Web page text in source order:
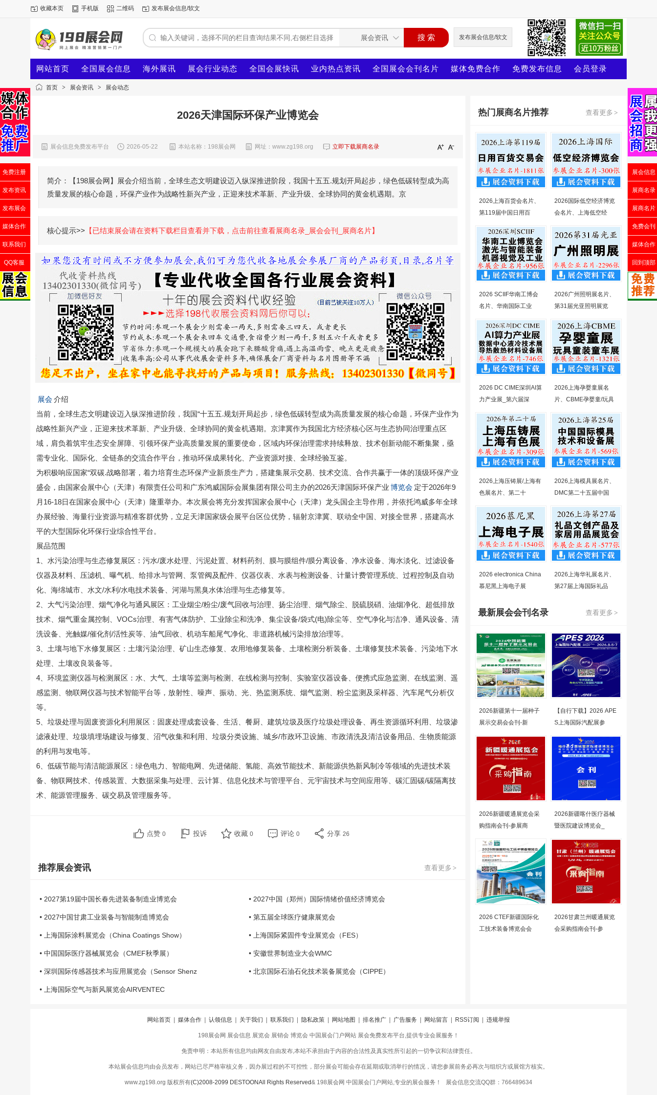
收藏本页 手机版 二维码 发布展会信息/软文
发布展会信息/软文
网站首页 全国展会信息 海外展讯 展会行业动态 全国会展快讯 业内热点资讯 全国展会会刊名片 媒体免费合作 免费发布信息 会员登录
首页 > 展会资讯 > 展会动态
2026天津国际环保产业博览会
展会信息免费发布平台 2026-05-22 本站名称：198展会网 网址：www.zg198.org 立即下载展商名录
简介：【198展会网】展会介绍当前，全球生态文明建设迈入纵深推进阶段，我国十五五.规划开局起步，绿色低碳转型成为高
质量发展的核心命题，环保产业作为战略性新兴产业，正迎来技术革新、产业升级、全球协同的黄金机遇期。京
核心提示>> 【已结束展会请在资料下载栏目查看并下载，点击前往查看展商名录_展会会刊_展商名片】
展会 介绍
当前，全球生态文明建设迈入纵深推进阶段，我国“十五五.规划开局起步，绿色低碳转型成为高质量发展的核心命题，环保产业作为
战略性新兴产业，正迎来技术革新、产业升级、全球协同的黄金机遇期。京津冀作为我国北方经济核心区与生态协同治理重点区
域，肩负着筑牢生态安全屏障、引领环保产业高质量发展的重要使命，区域内环保治理需求持续释放、技术创新动能不断集聚，亟
需专业化、国际化、全链条的交流合作平台，推动环保成果转化、产业资源对接、全球经验互鉴。
为积极响应国家“双碳.战略部署，着力培育生态环保产业新质生产力，搭建集展示交易、技术交流、合作共赢于一体的顶级环保产业
盛会，由国家会展中心（天津）有限责任公司和广东鸿威国际会展集团有限公司主办的2026天津国际环保产业 博览会 定于2026年9
月16-18日在国家会展中心（天津）隆重举办。本次展会将充分发挥国家会展中心（天津）龙头国企主导作用，并依托鸿威多年全球
办展经验、海量行业资源与精准客群优势，立足天津国家级会展平台区位优势，辐射京津冀、联动全中国、对接全世界，搭建高水
平的大型国际化环保行业综合性平台。
展品范围
1、水污染治理与生态修复展区：污水/废水处理、污泥处置、材料药剂、膜与膜组件/膜分离设备、净水设备、海水淡化、过滤设备
仪器及材料、压滤机、曝气机、给排水与管网、泵管阀及配件、仪器仪表、水表与检测设备、计量计费管理系统、过程控制及自动
化、海绵城市、水文/水利/水电技术装备、河湖与黑臭水体治理与生态修复等。
2、大气污染治理、烟气净化与通风展区：工业烟尘/粉尘/废气回收与治理、扬尘治理、烟气除尘、脱硫脱硝、油烟净化、超低排放
技术、烟气重金属控制、VOCs治理、有害气体防护、工业除尘和洗净、集尘设备/袋式(电)除尘等、空气净化与洁净、通风设备、清
洗设备、光触媒/催化剂/活性炭等、油气回收、机动车船尾气净化、非道路机械污染排放治理等。
3、土壤与地下水修复展区：土壤污染治理、矿山生态修复、农用地修复装备、土壤检测分析装备、土壤修复技术装备、污染地下水
处理、土壤改良装备等。
4、环境监测仪器与检测展区：水、大气、土壤等监测与检测、在线检测与控制、实验室仪器设备、便携式应急监测、在线监测、遥
感监测、物联网仪器与技术智能平台等，放射性、噪声、振动、光、热监测系统、烟气监测、粉尘监测及采样器、汽车尾气分析仪
等。
5、垃圾处理与固废资源化利用展区：固废处理成套设备、生活、餐厨、建筑垃圾及医疗垃圾处理设备、再生资源循环利用、垃圾渗
滤液处理、垃圾填埋场建设与修复、沼气收集和利用、垃圾分类设施、城乡/市政环卫设施、市政清洗及清洁设备用品、生物质能源
的利用与发电等。
6、低碳节能与清洁能源展区：绿色电力、智能电网、先进储能、氢能、高效节能技术、新能源供热新风制冷等领域的先进技术装
备、物联网技术、传感装置、大数据采集与处理、云计算、信息化技术与管理平台、元宇宙技术与空间应用等、碳汇固碳/碳隔离技
术、能源管理服务、碳交易及管理服务等。
点赞 0 投诉 收藏 0 评论 0 分享 26
查看更多 >
推荐展会资讯
• 2027第19届中国长春先进装备制造业博览会 • 2027中国（郑州）国际情绪价值经济博览会
• 2027中国甘肃工业装备与智能制造博览会 • 第五届全球医疗健康展览会
• 上海国际涂料展览会（China Coatings Show） • 上海国际紧固件专业展览会（FES）
• 中国国际医疗器械展览会（CMEF秋季展） • 安徽世界制造业大会WMC
• 深圳国际传感器技术与应用展览会（Sensor Shenz • 北京国际石油石化技术装备展览会（CIPPE）
• 上海国际空气与新风展览会AIRVENTEC
查看更多 >
热门展商名片推荐
2026上海百货会名片、
第119届中国日用百
2026国际低空经济博览
会名片、上海低空经
2026 SCIIF华南工博会
名片、华南国际工业
2026广州照明展名片、
第31届光亚照明展览
2026 DC CIME深圳AI算
力产业展_第六届深
2026上海孕婴童展名
片、CBME孕婴童/玩具
2026上海压铸展/上海有
色展名片、第二十
2026上海模具展名片、
DMC第二十五届中国
2026 electronica China
慕尼黑上海电子展
2026上海华礼展名片、
第27届上海国际礼品
查看更多 >
最新展会会刊名录
2026新疆第十一届种子
展示交易会会刊-新
【自行下载】2026 APE
S上海国际汽配展参
2026新疆暖通展览会采
购指南会刊-参展商
2026新疆喀什医疗器械
暨医院建设博览会_
2026 CTEF新疆国际化
工技术装备博览会会
2026甘肃兰州暖通展览
会采购指南会刊-参
网站首页 媒体合作 认领信息 关于我们 联系我们 隐私政策 网站地图 排名推广 广告服务 网站留言 RSS订阅 违规举报
198展会网 展会信息 展览会 展销会 博览会 中国展会门户网站 展会免费发布平台,提供专业会展服务！
免责申明：本站所有信息均由网友自由发布,本站不承担由于内容的合法性及真实性所引起的一切争议和法律责任。
本站展会信息均由会员发布，网站已尽严格审核义务，因办展过程的不可控性，部分展会可能会存在延期或取消举行的情况，请您参展前务必再次与组织方或展馆方核实。
www.zg198.org 版权所有(C)2008-2099 DESTOONAll Rights Reserved& 198展会网 中国展会门户网站,专业的展会服务！ 展会信息交流QQ群：766489634
免费注册
发布资讯
发布展会
媒体合作
联系我们
QQ客服
展会信息
展商名录
展商名片
免费会刊
媒体合作
回到顶部